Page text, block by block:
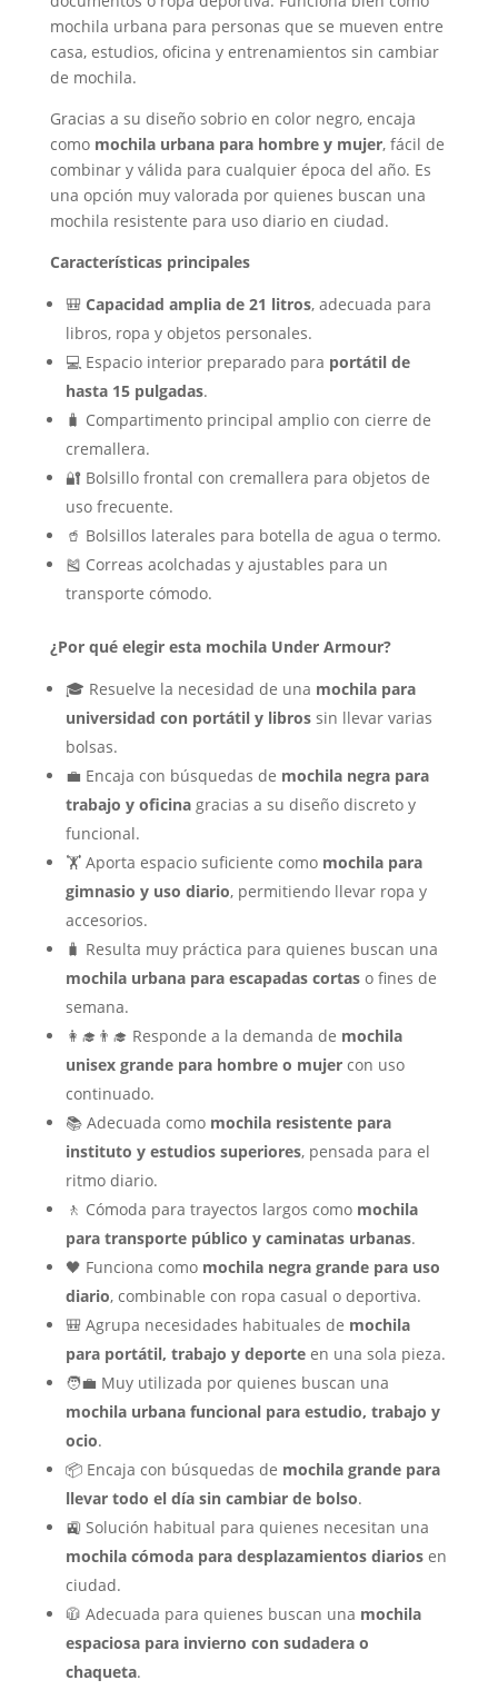
mochila urbana para personas que se mueven entre
casa, estudios, oficina y entrenamientos sin cambiar
de mochila.
Gracias a su diseño sobrio en color negro, encaja
como mochila urbana para hombre y mujer, fácil de
combinar y válida para cualquier época del año. Es
una opción muy valorada por quienes buscan una
mochila resistente para uso diario en ciudad.
Características principales
🎒 Capacidad amplia de 21 litros, adecuada para
libros, ropa y objetos personales.
💻 Espacio interior preparado para portátil de
hasta 15 pulgadas.
🧳 Compartimento principal amplio con cierre de
cremallera.
🔐 Bolsillo frontal con cremallera para objetos de
uso frecuente.
🥤 Bolsillos laterales para botella de agua o termo.
🎽 Correas acolchadas y ajustables para un
transporte cómodo.
¿Por qué elegir esta mochila Under Armour?
🎓 Resuelve la necesidad de una mochila para
universidad con portátil y librossin llevar varias
bolsas.
💼 Encaja con búsquedas de mochila negra para
trabajo y oficinagracias a su diseño discreto y
funcional.
🏋️ Aporta espacio suficiente como mochila para
gimnasio y uso diario, permitiendo llevar ropa y
accesorios.
🧳 Resulta muy práctica para quienes buscan una
mochila urbana para escapadas cortaso fines de
semana.
👩‍🎓👨‍🎓 Responde a la demanda de mochila
unisex grande para hombre o mujercon uso
continuado.
📚 Adecuada como mochila resistente para
instituto y estudios superiores, pensada para el
ritmo diario.
🚶 Cómoda para trayectos largos como mochila
para transporte público y caminatas urbanas.
🖤 Funciona como mochila negra grande para uso
diario, combinable con ropa casual o deportiva.
🎒 Agrupa necesidades habituales de mochila
para portátil, trabajo y deporteen una sola pieza.
🧑‍💼 Muy utilizada por quienes buscan una
mochila urbana funcional para estudio, trabajo y
ocio.
📦 Encaja con búsquedas de mochila grande para
llevar todo el día sin cambiar de bolso.
🚉 Solución habitual para quienes necesitan una
mochila cómoda para desplazamientos diariosen
ciudad.
🧥 Adecuada para quienes buscan una mochila
espaciosa para invierno con sudadera o
chaqueta.